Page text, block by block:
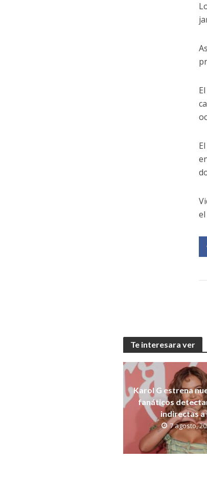
Te interesara ver
Karol G estrena
fanáticos
indirectas a
7 agosto,